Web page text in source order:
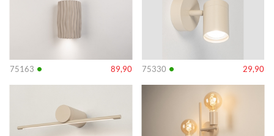
75163 • 89,90 75330 • 29,90
Info Info